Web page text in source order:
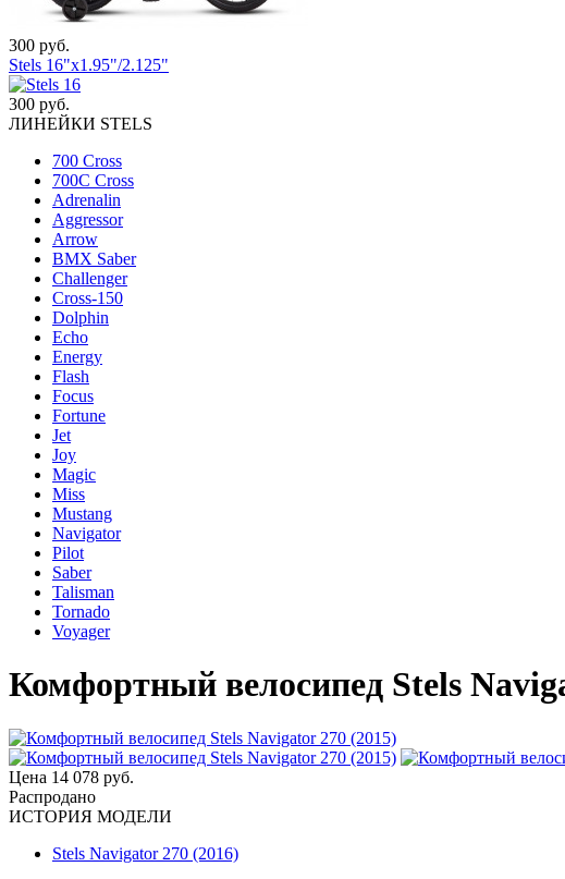
300 руб.
Stels 16"x1.95"/2.125"
300 руб.
ЛИНЕЙКИ STELS
700 Cross
700C Cross
Adrenalin
Aggressor
Arrow
BMX Saber
Challenger
Cross-150
Dolphin
Echo
Energy
Flash
Focus
Fortune
Jet
Joy
Magic
Miss
Mustang
Navigator
Pilot
Saber
Talisman
Tornado
Voyager
Комфортный велосипед Stels
Цена 14 078 руб.
Распродано
ИСТОРИЯ МОДЕЛИ
Stels Navigator 270 (2016)